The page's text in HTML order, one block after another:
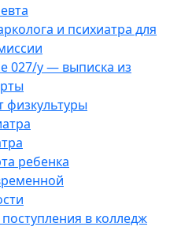
и психиатра для
027/у — выписка из
физкультуры
ребенка
в колледж